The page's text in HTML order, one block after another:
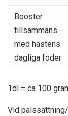
Booster
tillsammans
med hästens
dagliga foder
1dl = ca 100
Vid